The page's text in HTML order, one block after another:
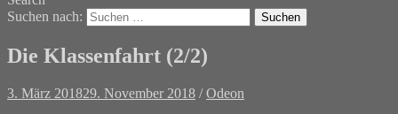
Suchen nach:
Die Klassenfahrt (2/2)
3. März 201829. November 2018 /Odeon